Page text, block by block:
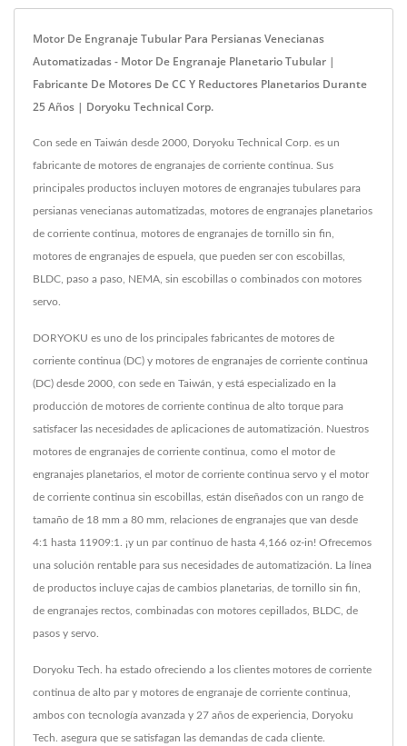
Motor De Engranaje Tubular Para Persianas Venecianas
Automatizadas - Motor De Engranaje Planetario Tubular |
Fabricante De Motores De CC Y Reductores Planetarios Durante
25 Años | Doryoku Technical Corp.
Con sede en Taiwán desde 2000, Doryoku Technical Corp. es un
fabricante de motores de engranajes de corriente continua. Sus
principales productos incluyen motores de engranajes tubulares para
persianas venecianas automatizadas, motores de engranajes planetarios
de corriente continua, motores de engranajes de tornillo sin fin,
motores de engranajes de espuela, que pueden ser con escobillas,
BLDC, paso a paso, NEMA, sin escobillas o combinados con motores
servo.
DORYOKU es uno de los principales fabricantes de motores de
corriente continua (DC) y motores de engranajes de corriente continua
(DC) desde 2000, con sede en Taiwán, y está especializado en la
producción de motores de corriente continua de alto torque para
satisfacer las necesidades de aplicaciones de automatización. Nuestros
motores de engranajes de corriente continua, como el motor de
engranajes planetarios, el motor de corriente continua servo y el motor
de corriente continua sin escobillas, están diseñados con un rango de
tamaño de 18 mm a 80 mm, relaciones de engranajes que van desde
4:1 hasta 11909:1. ¡y un par continuo de hasta 4,166 oz-in! Ofrecemos
una solución rentable para sus necesidades de automatización. La línea
de productos incluye cajas de cambios planetarias, de tornillo sin fin,
de engranajes rectos, combinadas con motores cepillados, BLDC, de
pasos y servo.
Doryoku Tech. ha estado ofreciendo a los clientes motores de corriente
continua de alto par y motores de engranaje de corriente continua,
ambos con tecnología avanzada y 27 años de experiencia, Doryoku
Tech. asegura que se satisfagan las demandas de cada cliente.